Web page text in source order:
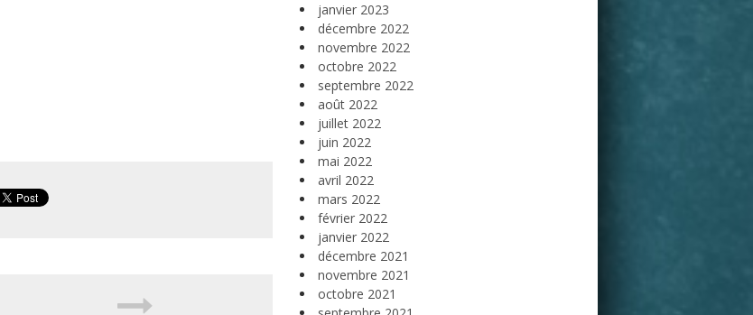
janvier 2023
décembre 2022
novembre 2022
octobre 2022
septembre 2022
août 2022
juillet 2022
juin 2022
mai 2022
avril 2022
mars 2022
février 2022
janvier 2022
décembre 2021
novembre 2021
octobre 2021